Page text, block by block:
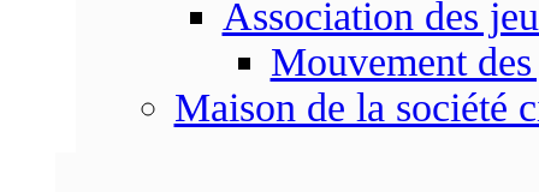
Association des
Mouvement
Maison de la société